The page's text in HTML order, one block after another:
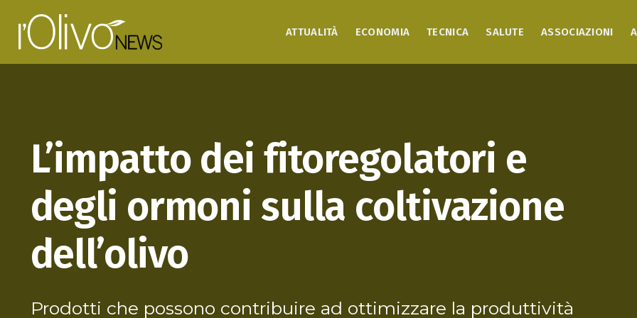
ATTUALITÀ ECONOMIA TECNICA SALUTE ASSOCIAZIONI
L’impatto dei fitoregolatori e
degli ormoni sulla coltivazione
dell’olivo
Prodotti che possono contribuire ad ottimizzare la produttività